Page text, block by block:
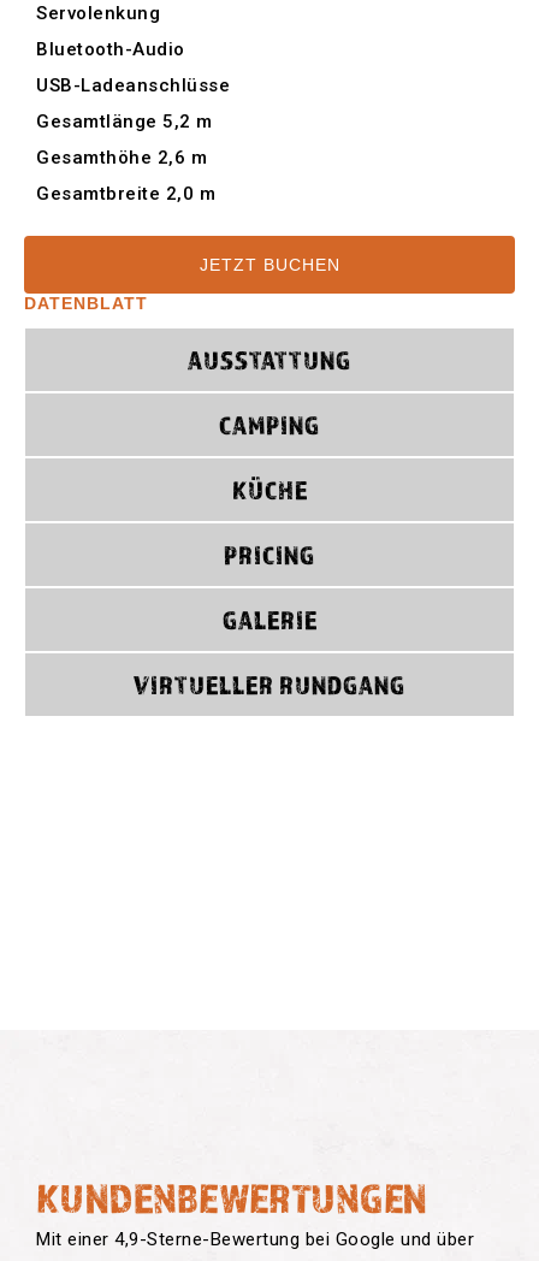
Servolenkung
Bluetooth-Audio
USB-Ladeanschlüsse
Gesamtlänge 5,2 m
Gesamthöhe 2,6 m
Gesamtbreite 2,0 m
JETZT BUCHEN
DATENBLATT
AUSSTATTUNG
CAMPING
KÜCHE
PRICING
GALERIE
VIRTUELLER RUNDGANG
KUNDENBEWERTUNGEN
Mit einer 4,9-Sterne-Bewertung bei Google und über